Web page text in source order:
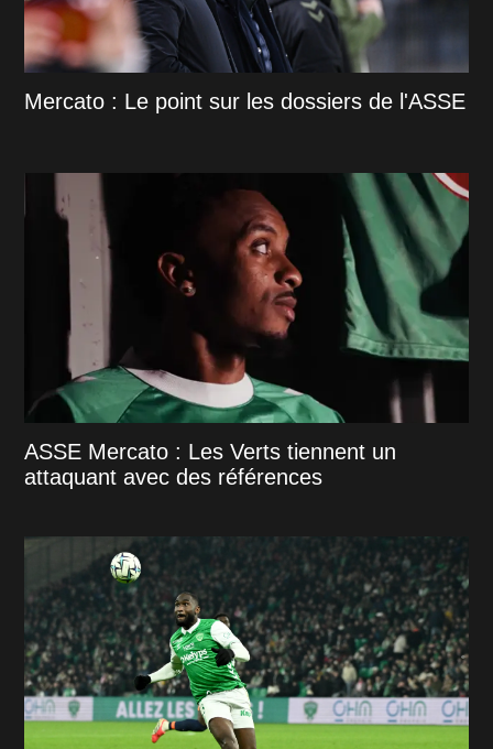
Mercato : Le point sur les dossiers de l'ASSE
ASSE Mercato : Les Verts tiennent un
attaquant avec des références